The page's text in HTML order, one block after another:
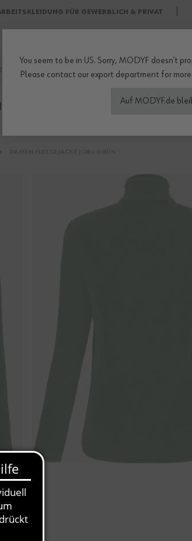
FÜR GEWERBLICH & PRIVAT
DU?You seem to be in US. Sorry, MODYF doesn’t
Please contact our export department for
Auf MODYF.de